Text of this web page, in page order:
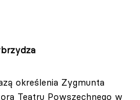
określenia Zygmunta
Teatru Powszechnego w